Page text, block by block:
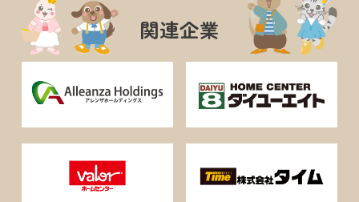
関連企業